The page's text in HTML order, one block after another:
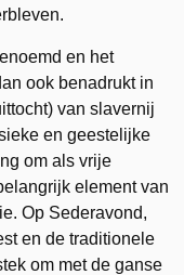
en het
ook benadrukt in
van slavernij
en geestelijke
om als vrije
element van
Op Sederavond,
en de traditionele
om met de ganse